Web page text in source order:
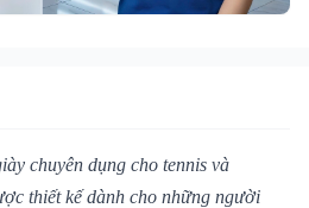
chuyên dụng cho tennis và
thiết kế dành cho những người